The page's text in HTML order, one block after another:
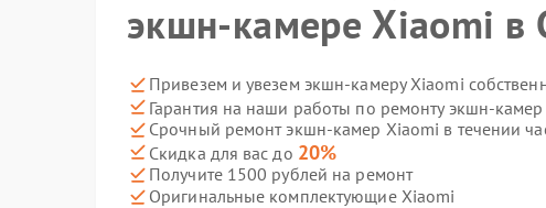
экшн-камере Xiaomi в
Привезем и увезем экшн-камеру Xiaomi
Гарантия на наши работы по ремонту экшн-
Срочный ремонт экшн-камер Xiaomi в течении
Скидка для вас до 20%
Получите 1500 рублей на ремонт
Оригинальные комплектующие Xiaomi